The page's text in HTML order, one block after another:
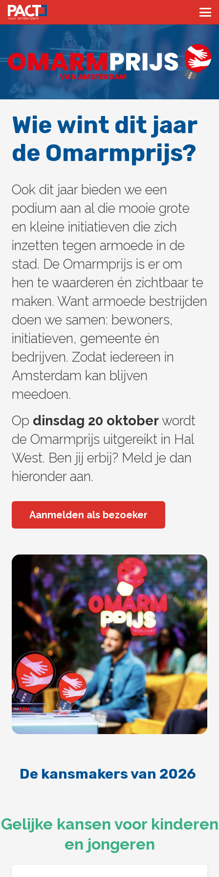
Wie wint dit jaar
de Omarmprijs?
Ook dit jaar bieden we een
podium aan al die mooie grote
en kleine initiatieven die zich
inzetten tegen armoede in de
stad. De Omarmprijs is er om
hen te waarderen én zichtbaar te
maken. Want armoede bestrijden
doen we samen: bewoners,
initiatieven, gemeente én
bedrijven. Zodat iedereen in
Amsterdam kan blijven
meedoen.
Op dinsdag 20 oktoberwordt
de Omarmprijs uitgereikt in Hal
West. Ben jij erbij? Meld je dan
hieronder aan.
Aanmelden als bezoeker
De kansmakers van 2026
Gelijke kansen voor kinderen
en jongeren